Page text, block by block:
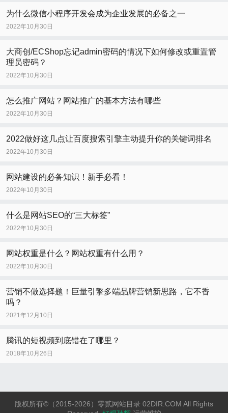
为什么微信小程序开发会成为企业发展的必备之一
2022年10月30日
大商创/ECShop忘记admin密码的情况下如何修改或重置管
理员密码？
2022年10月30日
怎么推广网站？网站推广的基本方法有哪些
2022年10月30日
2022做好这几点让百度搜索引擎主动提升你的关键词排名
2022年10月30日
网站建设的必备知识！新手必看！
2022年10月30日
什么是网站SEO的“三大标签”
2022年10月30日
网站权重是什么？网站权重有什么用？
2022年10月30日
营销不做选择题！巨量引擎多端品牌营销新思路，它不香
吗？
2021年12月10日
腾讯的短视频到底错在了哪里？
2018年10月26日
版权所有©（2015-2026）零贰网站目录 02DIR.COM All Rights